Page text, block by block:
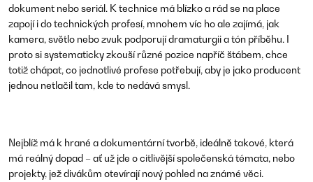
dokument nebo seriál. K technice má blízko a rád se na place
zapojí i do technických profesí, mnohem víc ho ale zajímá, jak
kamera, světlo nebo zvuk podporují dramaturgii a tón příběhu. I
proto si systematicky zkouší různé pozice napříč štábem, chce
totiž chápat, co jednotlivé profese potřebují, aby je jako producent
jednou netlačil tam, kde to nedává smysl.
Nejblíž má k hrané a dokumentární tvorbě, ideálně takové, která
má reálný dopad – ať už jde o citlivější společenská témata, nebo
projekty, jež divákům otevírají nový pohled na známé věci.